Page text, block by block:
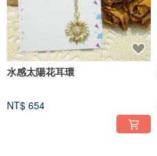
水感太陽花耳環
NT$ 654